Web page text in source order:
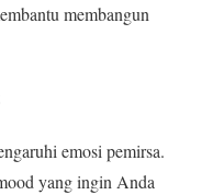
membangun
emosi pemirsa.
yang ingin Anda